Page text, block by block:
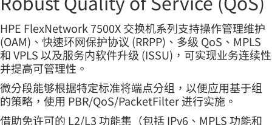
HPE FlexNetwork 7500X 交换机系列支持操作管理维护
(OAM)、快速环网保护协议 (RRPP)、多级 QoS、MPLS
和 VPLS 以及服务内软件升级 (ISSU)，可实现业务连续性
并提高可管理性。
微分段能够根据特定标准将端点分组，以便应用基于组
的策略，使用 PBR/QoS/PacketFilter 进行实施。
借助免许可的 L2/L3 功能集（包括 IPv6、MPLS 功能和